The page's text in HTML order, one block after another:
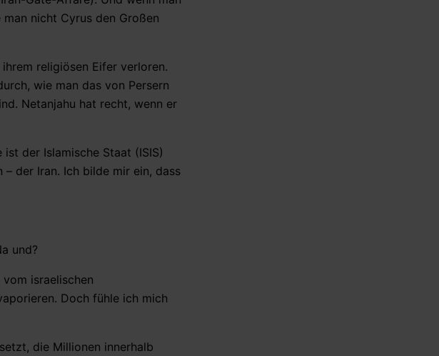
nicht Cyrus den Großen
religiösen Eifer verloren.
wie man das von Persern
Netanjahu hat recht, wenn er
der Islamische Staat (ISIS)
der Iran. Ich bilde mir ein, dass
und?
israelischen
Doch fühle ich mich
die Millionen innerhalb